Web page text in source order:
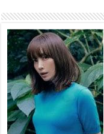
төвийн ажиллах
мэдээлэхийг үүрэг
2026 оны 7 сар 21 / 11 цаг 59
Гэр бүлийн хэрэг шүүхэд
тухай хуулиар хүүхдийн
нэн тэргүүнд хангахыг
2026 оны 7 сар 21 / 11 цаг 42
Б.Пүрэвдагва: “Туул-1”
оруулж байж бид гэр